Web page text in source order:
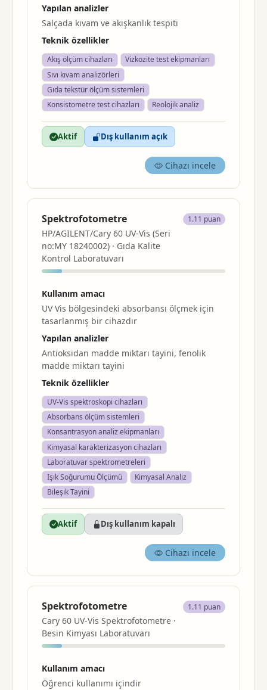
Yapılan analizler
Salçada kıvam ve akışkanlık tespiti
Teknik özellikler
Akış ölçüm cihazları
Vizkozite test ekipmanları
Sıvı kıvam analizörleri
Gıda tekstür ölçüm sistemleri
Konsistometre test cihazları
Reolojik analiz
Aktif Dış kullanım açık
Cihazı incele
Spektrofotometre
HP/AGILENT/Cary 60 UV-Vis (Seri
no:MY 18240002) · Gıda Kalite
Kontrol Laboratuvarı
1.11 puan
Kullanım amacı
UV Vis bölgesindeki absorbansı ölçmek için
tasarlanmış bir cihazdır
Yapılan analizler
Antioksidan madde miktarı tayini, fenolik
madde miktarı tayini
Teknik özellikler
UV-Vis spektroskopi cihazları
Absorbans ölçüm sistemleri
Konsantrasyon analiz ekipmanları
Kimyasal karakterizasyon cihazları
Laboratuvar spektrometreleri
Işık Soğurumu Ölçümü
Kimyasal Analiz
Bileşik Tayini
Aktif Dış kullanım kapalı
Cihazı incele
Spektrofotometre
Cary 60 UV-Vis Spektrofotometre ·
Besin Kimyası Laboratuvarı
1.11 puan
Kullanım amacı
Öğrenci kullanımı içindir